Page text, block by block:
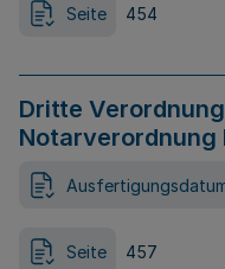
Seite 454
Dritte
Notarverordnung
Seite 457